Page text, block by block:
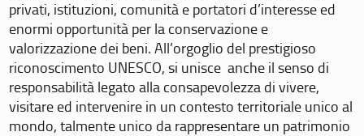
privati, istituzioni, comunità e portatori d’interesse ed
enormi opportunità per la conservazione e
valorizzazione dei beni. All’orgoglio del prestigioso
riconoscimento UNESCO, si unisce anche il senso di
responsabilità legato alla consapevolezza di vivere,
visitare ed intervenire in un contesto territoriale unico al
mondo, talmente unico da rappresentare un patrimonio